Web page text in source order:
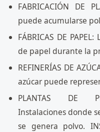
FABRICACIÓN DE
puede acumularse
FÁBRICAS DE
de papel durante la
REFINERÍAS DE
azúcar puede
PLANTAS DE
Instalaciones donde
se genera polvo.